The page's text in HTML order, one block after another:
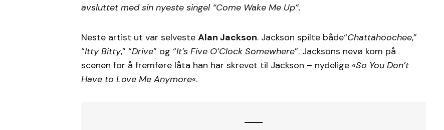
avsluttet med sin nyeste singel “Come Wake Me Up”.
Neste artist ut var selveste Alan Jackson. Jackson spilte både“Chattahoochee,”
“Itty Bitty,” “Drive” og “It’s Five O’Clock Somewhere”. Jacksons nevø kom på
scenen for å fremføre låta han har skrevet til Jackson – nydelige «So You Don’t
Have to Love Me Anymore«.